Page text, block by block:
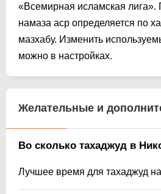
«Всемирная исламская
намаза аср определяется по
мазхабу. Изменить
можно в настройках.
Желательные и
Во сколько тахаджуд в
Лучшее время для тахаджуд